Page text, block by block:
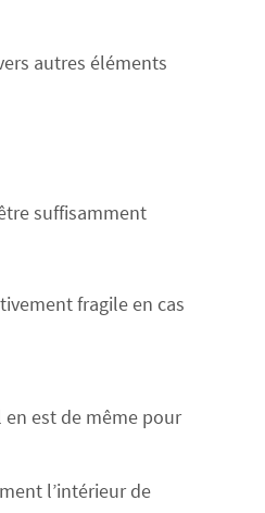
autres éléments
suffisamment
fragile en cas
est de même pour
l’intérieur de